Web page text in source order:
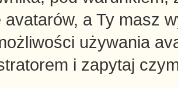
avatarów, a Ty masz
używania
i zapytaj